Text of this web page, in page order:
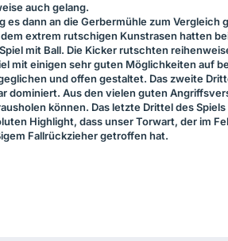
auch gelang.
es dann an die Gerbermühle zum Vergleich
extrem rutschigen Kunstrasen hatten
mit Ball. Die Kicker rutschten
mit einigen sehr guten Möglichkeiten auf
und offen gestaltet. Das zweite
dominiert. Aus den vielen guten
können. Das letzte Drittel des
Highlight, dass unser Torwart, der im
Fallrückzieher getroffen hat.